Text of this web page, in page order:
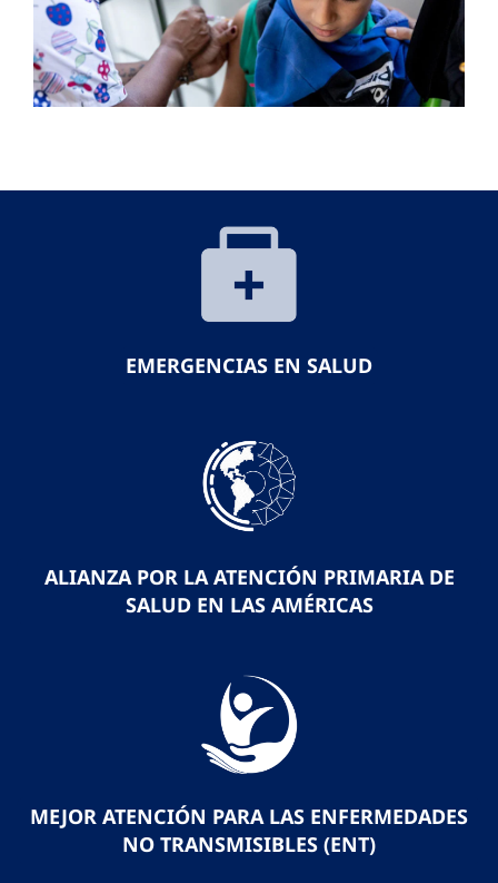
EMERGENCIAS EN SALUD
ALIANZA POR LA ATENCIÓN PRIMARIA DE
SALUD EN LAS AMÉRICAS
MEJOR ATENCIÓN PARA LAS ENFERMEDADES
NO TRANSMISIBLES (ENT)